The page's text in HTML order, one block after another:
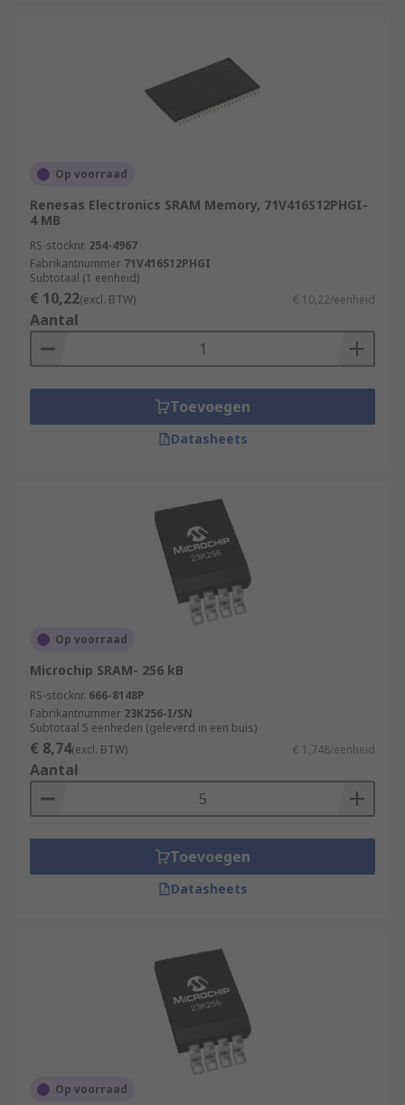
Op voorraad
Renesas Electronics SRAM Memory, 71V416S12PHGI-
4 MB
RS-stocknr. 254-4967
Fabrikantnummer 71V416S12PHGI
Subtotaal (1 eenheid)
€ 10,22(excl. BTW) € 10,22/eenheid
Aantal
Toevoegen
Datasheets
Op voorraad
Microchip SRAM- 256 kB
RS-stocknr. 666-8148P
Fabrikantnummer 23K256-I/SN
Subtotaal 5 eenheden (geleverd in een buis)
€ 8,74(excl. BTW) € 1,748/eenheid
Aantal
Toevoegen
Datasheets
Op voorraad